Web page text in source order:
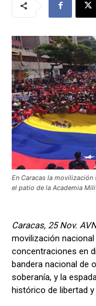
En Caracas la movilización
el patio de la Academia
Caracas, 25 Nov.
movilización
concentraciones en
bandera nacional de
soberanía, y la
histórico de libertad y